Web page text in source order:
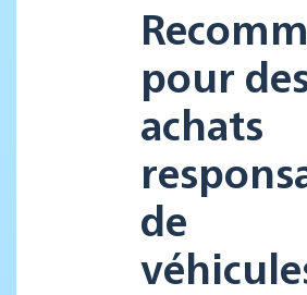
pour
achats
de